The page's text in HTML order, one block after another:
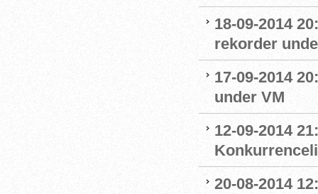
18-09-2014
rekorder
17-09-2014
under VM
12-09-2014
20-08-2014